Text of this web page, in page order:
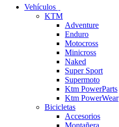
Vehículos
KTM
Adventure
Enduro
Motocross
Minicross
Naked
Super Sport
Supermoto
Ktm PowerParts
Ktm PowerWear
Bicicletas
Accesorios
Montañera